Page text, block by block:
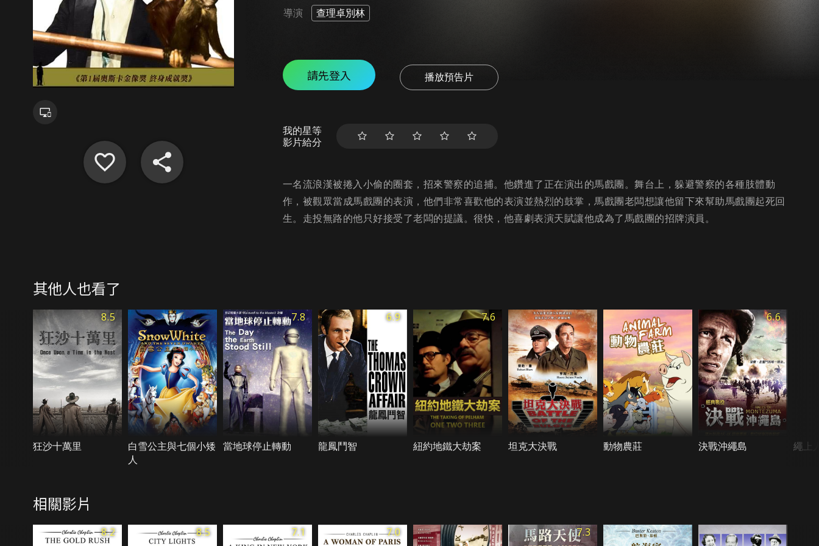
導演 查理卓別林
請先登入 播放預告片
我的星等
影片給分
一名流浪漢被捲入小偷的圈套，招來警察的追捕。他鑽進了正在演出的馬戲團。舞台上，躲避警察的各種肢體動
作，被觀眾當成馬戲團的表演，他們非常喜歡他的表演並熱烈的鼓掌，馬戲團老闆想讓他留下來幫助馬戲團起死回
生。走投無路的他只好接受了老闆的提議。很快，他喜劇表演天賦讓他成為了馬戲團的招牌演員。
其他人也看了
8.5
狂沙十萬里
白雪公主與七個小矮
人
7.8
當地球停止轉動
6.9
龍鳳鬥智
7.6
紐約地鐵大劫案 坦克大決戰 動物農莊
6.6
決戰沖繩島 繩上
相關影片
8.2 8.5 7.1 7.0 7.3